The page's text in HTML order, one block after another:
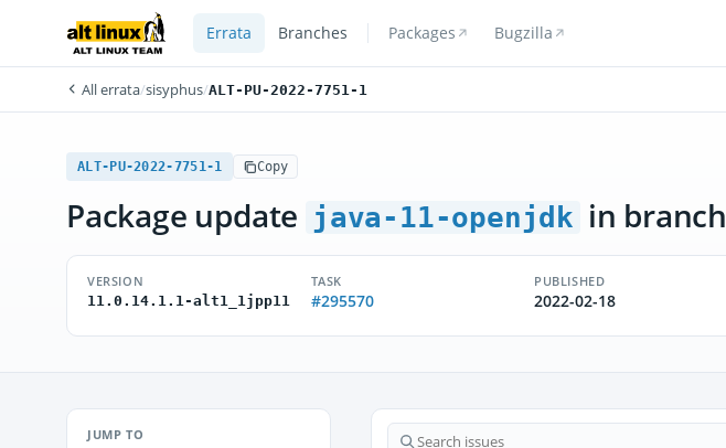
Errata Branches Packages Bugzilla
All errata/sisyphus/ALT-PU-2022-7751-1
ALT-PU-2022-7751-1 Copy
Package update java-11-openjdk in branch
VERSION
11.0.14.1.1-alt1_1jpp11
TASK
#295570
PUBLISHED
2022-02-18
JUMP TO